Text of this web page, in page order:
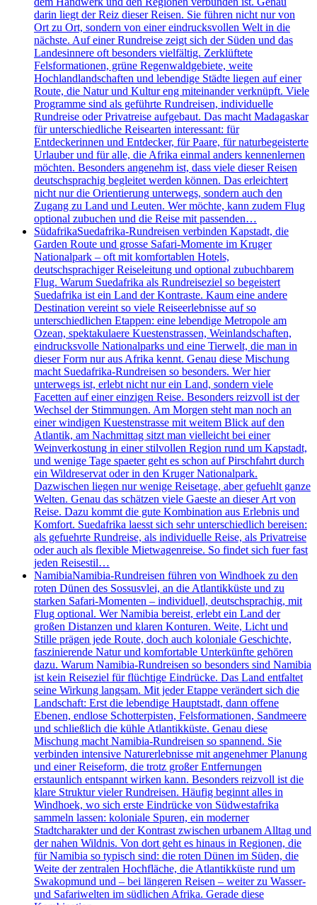
darin liegt der Reiz dieser Reisen. Sie führen nicht nur von
Ort zu Ort, sondern von einer eindrucksvollen Welt in die
nächste. Auf einer Rundreise zeigt sich der Süden und das
Landesinnere oft besonders vielfältig. Zerklüftete
Felsformationen, grüne Regenwaldgebiete, weite
Hochlandlandschaften und lebendige Städte liegen auf einer
Route, die Natur und Kultur eng miteinander verknüpft. Viele
Programme sind als geführte Rundreisen, individuelle
Rundreise oder Privatreise aufgebaut. Das macht Madagaskar
für unterschiedliche Reisearten interessant: für
Entdeckerinnen und Entdecker, für Paare, für naturbegeisterte
Urlauber und für alle, die Afrika einmal anders kennenlernen
möchten. Besonders angenehm ist, dass viele dieser Reisen
deutschsprachig begleitet werden können. Das erleichtert
nicht nur die Orientierung unterwegs, sondern auch den
Zugang zu Land und Leuten. Wer möchte, kann zudem Flug
optional zubuchen und die Reise mit passenden…
SüdafrikaSuedafrika-Rundreisen verbinden Kapstadt, die
Garden Route und grosse Safari-Momente im Kruger
Nationalpark – oft mit komfortablen Hotels,
deutschsprachiger Reiseleitung und optional zubuchbarem
Flug. Warum Suedafrika als Rundreiseziel so begeistert
Suedafrika ist ein Land der Kontraste. Kaum eine andere
Destination vereint so viele Reiseerlebnisse auf so
unterschiedlichen Etappen: eine lebendige Metropole am
Ozean, spektakulaere Kuestenstrassen, Weinlandschaften,
eindrucksvolle Nationalparks und eine Tierwelt, die man in
dieser Form nur aus Afrika kennt. Genau diese Mischung
macht Suedafrika-Rundreisen so besonders. Wer hier
unterwegs ist, erlebt nicht nur ein Land, sondern viele
Facetten auf einer einzigen Reise. Besonders reizvoll ist der
Wechsel der Stimmungen. Am Morgen steht man noch an
einer windigen Kuestenstrasse mit weitem Blick auf den
Atlantik, am Nachmittag sitzt man vielleicht bei einer
Weinverkostung in einer stilvollen Region rund um Kapstadt,
und wenige Tage spaeter geht es schon auf Pirschfahrt durch
ein Wildreservat oder in den Kruger Nationalpark.
Dazwischen liegen nur wenige Reisetage, aber gefuehlt ganze
Welten. Genau das schätzen viele Gaeste an dieser Art von
Reise. Dazu kommt die gute Kombination aus Erlebnis und
Komfort. Suedafrika laesst sich sehr unterschiedlich bereisen:
als gefuehrte Rundreise, als individuelle Reise, als Privatreise
oder auch als flexible Mietwagenreise. So findet sich fuer fast
jeden Reisestil…
NamibiaNamibia-Rundreisen führen von Windhoek zu den
roten Dünen des Sossusvlei, an die Atlantikküste und zu
starken Safari-Momenten – individuell, deutschsprachig, mit
Flug optional. Wer Namibia bereist, erlebt ein Land der
großen Distanzen und klaren Konturen. Weite, Licht und
Stille prägen jede Route, doch auch koloniale Geschichte,
faszinierende Natur und komfortable Unterkünfte gehören
dazu. Warum Namibia-Rundreisen so besonders sind Namibia
ist kein Reiseziel für flüchtige Eindrücke. Das Land entfaltet
seine Wirkung langsam. Mit jeder Etappe verändert sich die
Landschaft: Erst die lebendige Hauptstadt, dann offene
Ebenen, endlose Schotterpisten, Felsformationen, Sandmeere
und schließlich die kühle Atlantikküste. Genau diese
Mischung macht Namibia-Rundreisen so spannend. Sie
verbinden intensive Naturerlebnisse mit angenehmer Planung
und einer Reiseform, die trotz großer Entfernungen
erstaunlich entspannt wirken kann. Besonders reizvoll ist die
klare Struktur vieler Rundreisen. Häufig beginnt alles in
Windhoek, wo sich erste Eindrücke von Südwestafrika
sammeln lassen: koloniale Spuren, ein moderner
Stadtcharakter und der Kontrast zwischen urbanem Alltag und
der nahen Wildnis. Von dort geht es hinaus in Regionen, die
für Namibia so typisch sind: die roten Dünen im Süden, die
Weite der zentralen Hochfläche, die Atlantikküste rund um
Swakopmund und – bei längeren Reisen – weiter zu Wasser-
und Safariwelten im südlichen Afrika. Gerade diese